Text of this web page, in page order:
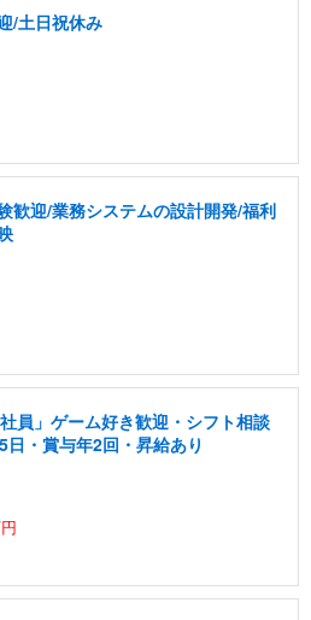
/土日祝休み
歓迎/業務システムの設計開発/福利
員」ゲーム好き歓迎・シフト相談
・賞与年2回・昇給あり